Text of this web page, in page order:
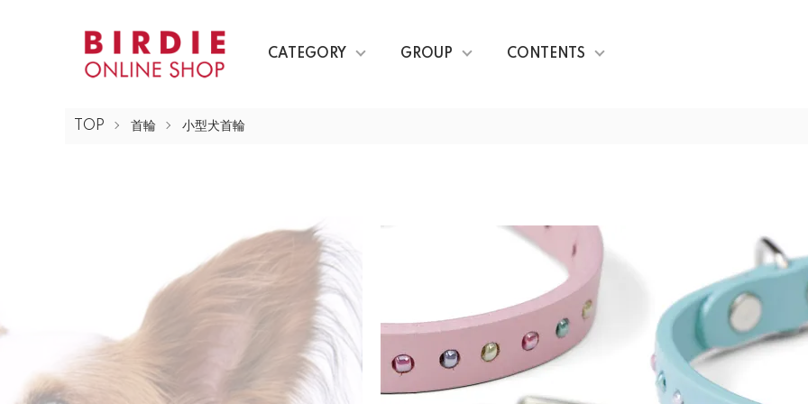
CATEGORY GROUP CONTENTS
TOP 首輪 小型犬首輪